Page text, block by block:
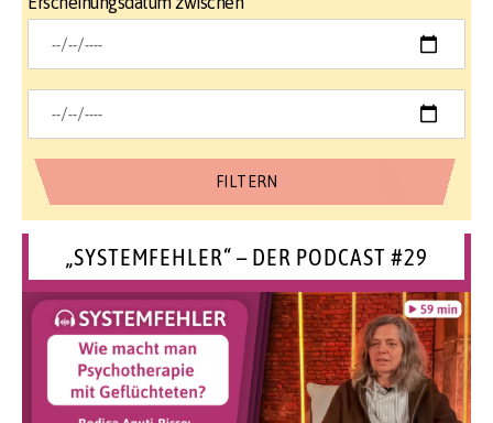
„SYSTEMFEHLER“ – DER PODCAST #29